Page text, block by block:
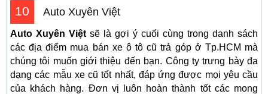
10 Auto Xuyên Việt
Auto Xuyên Việt sẽ là gợi ý cuối cùng trong danh sách
các địa điểm mua bán xe ô tô cũ trả góp ở Tp.HCM mà
chúng tôi muốn giới thiệu đến bạn. Công ty trưng bày đa
dạng các mẫu xe cũ tốt nhất, đáp ứng được mọi yêu cầu
của khách hàng. Đơn vị luôn hoàn thành tốt các mong